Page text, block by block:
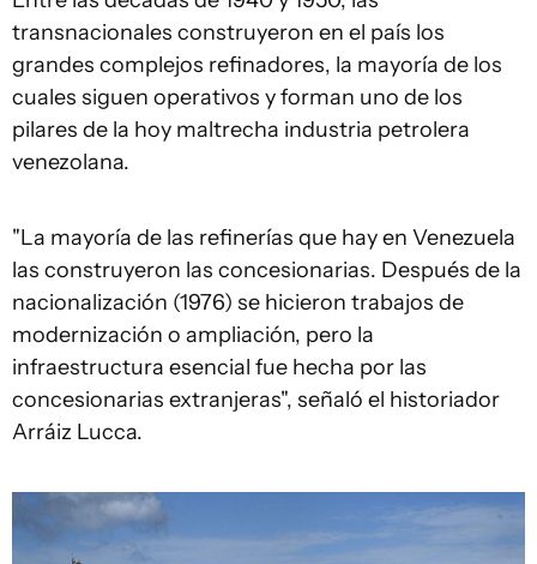
transnacionales construyeron en el país los
grandes complejos refinadores, la mayoría de los
cuales siguen operativos y forman uno de los
pilares de la hoy maltrecha industria petrolera
venezolana.
"La mayoría de las refinerías que hay en Venezuela
las construyeron las concesionarias. Después de la
nacionalización (1976) se hicieron trabajos de
modernización o ampliación, pero la
infraestructura esencial fue hecha por las
concesionarias extranjeras", señaló el historiador
Arráiz Lucca.